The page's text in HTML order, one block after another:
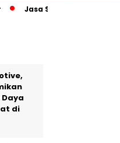
Jasa Siaran Pers
di